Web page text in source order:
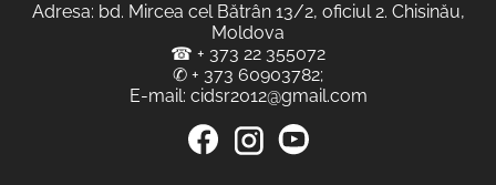
Adresa: bd. Mircea cel Bătrân 13/2, oficiul 2. Chisinău,
Moldova
☎ + 373 22 355072
✆ + 373 60903782;
E-mail: cidsr2012@gmail.com